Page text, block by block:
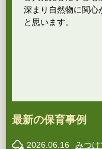
深まり自然物に関心
と思います。
最新の保育事例
2026.06.16
みつ